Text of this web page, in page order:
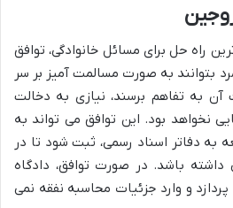
راه حل برای مسائل خانوادگی، توافق
بتوانند به صورت مسالمت آمیز بر سر
آن به تفاهم برسند، نیازی به دخالت
نخواهد بود. این توافق می تواند به
به دفاتر اسناد رسمی، ثبت شود تا در
داشته باشد. در صورت توافق، دادگاه
و وارد جزئیات محاسبه نفقه نمی